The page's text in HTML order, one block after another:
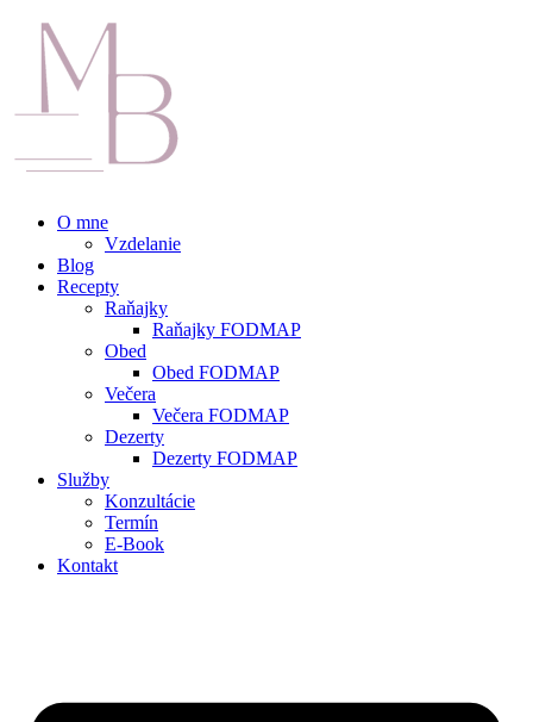
O mne
Vzdelanie
Blog
Recepty
Raňajky
Raňajky FODMAP
Obed
Obed FODMAP
Večera
Večera FODMAP
Dezerty
Dezerty FODMAP
Služby
Konzultácie
Termín
E-Book
Kontakt